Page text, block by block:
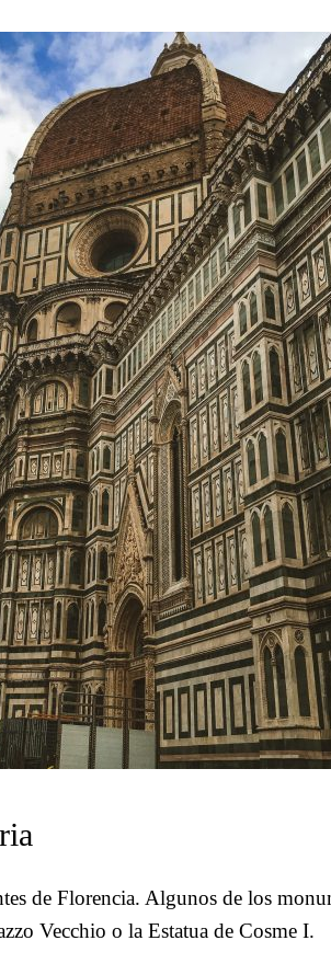
de Florencia. Algunos de los
Vecchio o la Estatua de Cosme I.